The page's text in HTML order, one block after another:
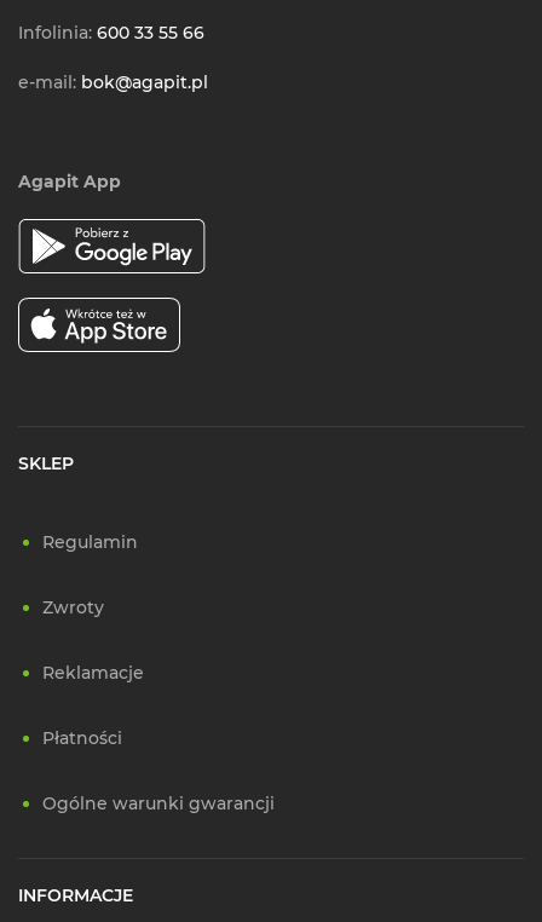
Infolinia: 600 33 55 66
e-mail: bok@agapit.pl
Agapit App
SKLEP
Regulamin
Zwroty
Reklamacje
Płatności
Ogólne warunki gwarancji
INFORMACJE